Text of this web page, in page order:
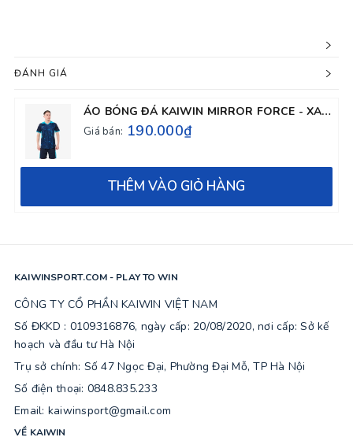
ĐÁNH GIÁ
ÁO BÓNG ĐÁ KAIWIN MIRROR FORCE - XANH ĐEN
Giá bán: 190.000₫
THÊM VÀO GIỎ HÀNG
KAIWINSPORT.COM - PLAY TO WIN
CÔNG TY CỔ PHẦN KAIWIN VIỆT NAM
Số ĐKKD : 0109316876, ngày cấp: 20/08/2020, nơi cấp: Sở kế
hoạch và đầu tư Hà Nội
Trụ sở chính: Số 47 Ngọc Đại, Phường Đại Mỗ, TP Hà Nội
Số điện thoại: 0848.835.233
Email: kaiwinsport@gmail.com
VỀ KAIWIN